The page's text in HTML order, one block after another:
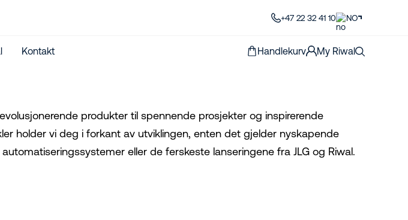
+47 22 32 41 10 NO
Kontakt Handlekurv My Riwal
produkter til spennende prosjekter og inspirerende
holder vi deg i forkant av utviklingen, enten det gjelder nyskapende
eller de ferskeste lanseringene fra JLG og Riwal.